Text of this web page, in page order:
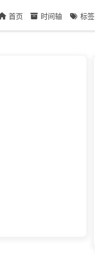
首页 时间轴 标签